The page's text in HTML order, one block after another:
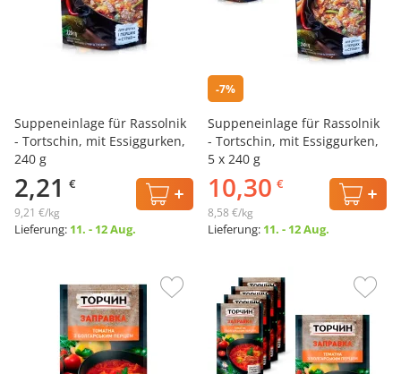
Suppeneinlage für Rassolnik
- Tortschin, mit Essiggurken,
240 g
2,21 €
9,21 €/kg
Lieferung: 11. - 12 Aug.
-7%
Suppeneinlage für Rassolnik
- Tortschin, mit Essiggurken,
5 х 240 g
10,30 €
8,58 €/kg
Lieferung: 11. - 12 Aug.